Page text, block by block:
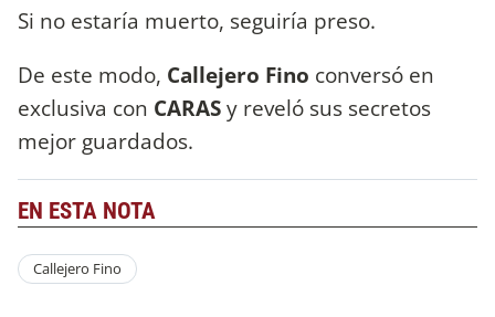
Si no estaría muerto, seguiría preso.
De este modo, Callejero Fino conversó en
exclusiva con CARASy reveló sus secretos
mejor guardados.
EN ESTA NOTA
Callejero Fino